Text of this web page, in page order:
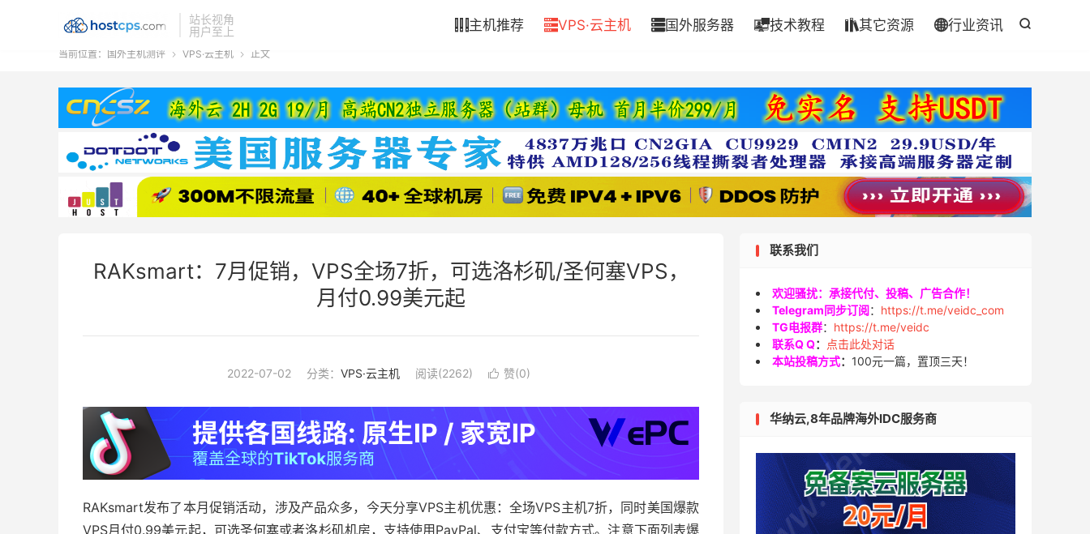
站长视角
用户至上

主机推荐 VPS·云主机 国外服务器 技术教程 其它资源 行业资讯
当前位置： 国外主机测评  VPS·云主机  正文
RAKsmart：7月促销，VPS全场7折，可选洛杉矶/圣何塞VPS，
月付0.99美元起
2022-07-02 分类： VPS·云主机 阅读(2262)  赞(0)
RAKsmart发布了本月促销活动，涉及产品众多，今天分享VPS主机优惠：全场VPS主机7折，同时美国爆款
VPS月付0.99美元起，可选圣何塞或者洛杉矶机房，支持使用PayPal、支付宝等付款方式。注意下面列表爆
联系我们
欢迎骚扰：承接代付、投稿、广告合作！
Telegram同步订阅： https://t.me/veidc_com
TG电报群： https://t.me/veidc
联系Q Q：
点击此处对话
本站投稿方式： 100元一篇，置顶三天！
华纳云,8年品牌海外IDC服务商